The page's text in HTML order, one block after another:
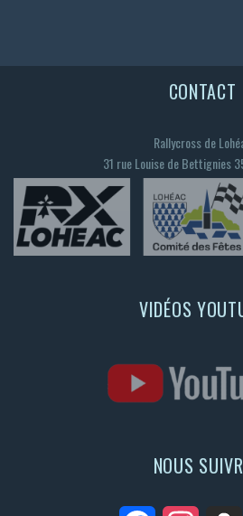
CONTACT
Rallycross de
31 rue Louise de Bettignies
VIDÉOS
NOUS